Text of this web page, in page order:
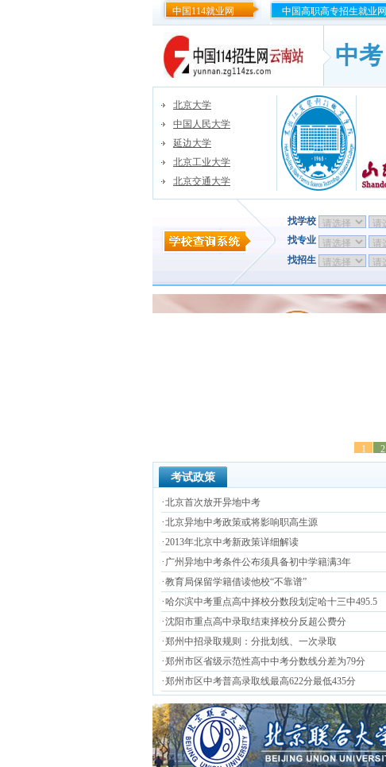
中国114就业网 中国高职高专招生就业网
中考
北京大学
中国人民大学
延边大学
北京工业大学
北京交通大学
找学校
找专业
找招生
2
1
考试政策
·北京首次放开异地中考
·北京异地中考政策或将影响职高生源
·2013年北京中考新政策详细解读
· 广州异地中考条件公布须具备初中学籍满3年
·教育局保留学籍借读他校“不靠谱”
·哈尔滨中考重点高中择校分数段划定哈十三中495.5
·沈阳市重点高中录取结束择校分反超公费分
·郑州中招录取规则：分批划线、一次录取
·郑州市区省级示范性高中中考分数线分差为79分
·郑州市区中考普高录取线最高622分最低435分